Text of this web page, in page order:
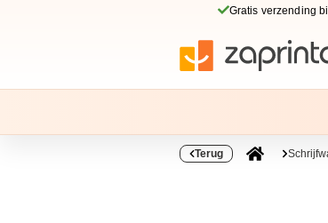
Gratis verzending
Terug